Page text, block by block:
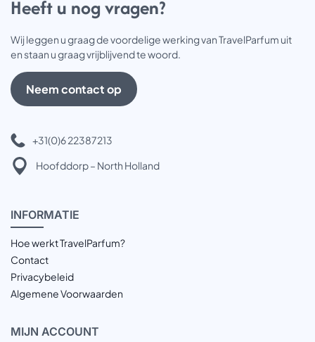
Heeft u nog vragen?
Wij leggen u graag de voordelige werking van TravelParfum uit
en staan u graag vrijblijvend te woord.
Neem contact op
+31(0)6 22387213
Hoofddorp – North Holland
INFORMATIE
Hoe werkt TravelParfum?
Contact
Privacybeleid
Algemene Voorwaarden
MIJN ACCOUNT